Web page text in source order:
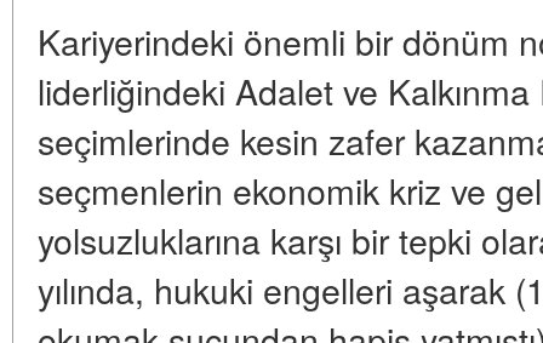
Kariyerindeki önemli bir dönüm
liderliğindeki Adalet ve
seçimlerinde kesin zafer
seçmenlerin ekonomik kriz ve
yolsuzluklarına karşı bir tepki
yılında, hukuki engelleri aşarak